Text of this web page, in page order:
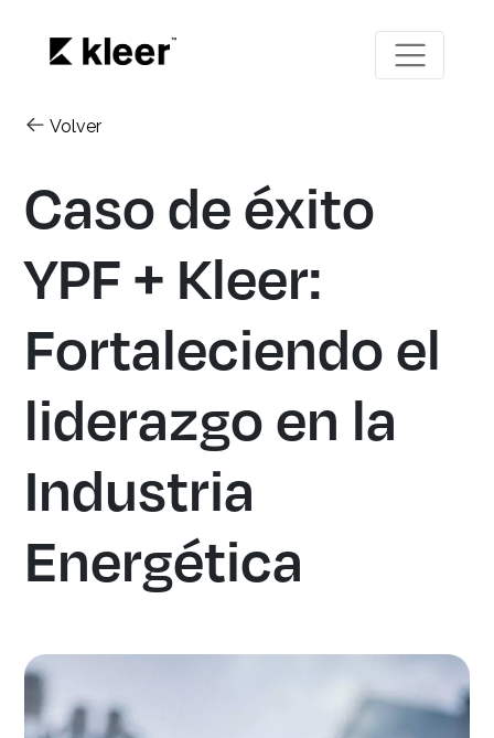
Volver
Caso de éxito
YPF + Kleer:
Fortaleciendo el
liderazgo en la
Industria
Energética